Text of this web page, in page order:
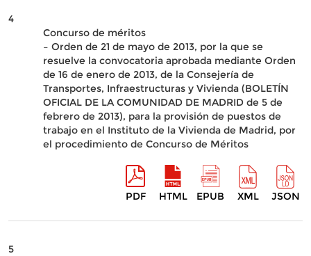
4
Concurso de méritos
– Orden de 21 de mayo de 2013, por la que se
resuelve la convocatoria aprobada mediante Orden
de 16 de enero de 2013, de la Consejería de
Transportes, Infraestructuras y Vivienda (BOLETÍN
OFICIAL DE LA COMUNIDAD DE MADRID de 5 de
febrero de 2013), para la provisión de puestos de
trabajo en el Instituto de la Vivienda de Madrid, por
el procedimiento de Concurso de Méritos
PDF HTML EPUB XML JSON
5